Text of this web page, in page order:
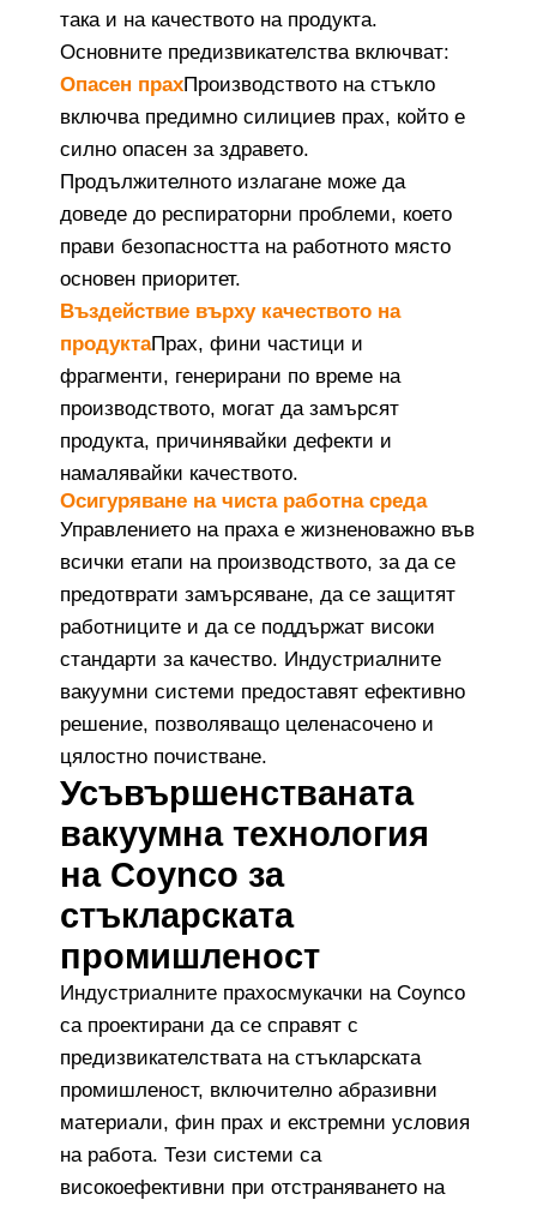
така и на качеството на продукта.
Основните предизвикателства включват:
Опасен прахПроизводството на стъкло
включва предимно силициев прах, който е
силно опасен за здравето.
Продължителното излагане може да
доведе до респираторни проблеми, което
прави безопасността на работното място
основен приоритет.
Въздействие върху качеството на
продуктаПрах, фини частици и
фрагменти, генерирани по време на
производството, могат да замърсят
продукта, причинявайки дефекти и
намалявайки качеството.
Осигуряване на чиста работна среда
Управлението на праха е жизненоважно във
всички етапи на производството, за да се
предотврати замърсяване, да се защитят
работниците и да се поддържат високи
стандарти за качество. Индустриалните
вакуумни системи предоставят ефективно
решение, позволяващо целенасочено и
цялостно почистване.
Усъвършенстваната
вакуумна технология
на Coynco за
стъкларската
промишленост
Индустриалните прахосмукачки на Coynco
са проектирани да се справят с
предизвикателствата на стъкларската
промишленост, включително абразивни
материали, фин прах и екстремни условия
на работа. Тези системи са
високоефективни при отстраняването на